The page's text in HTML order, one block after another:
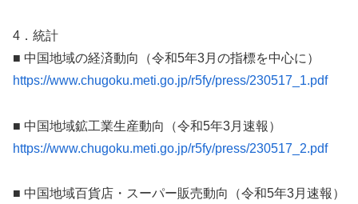
4．統計
■ 中国地域の経済動向（令和5年3月の指標を中心に）
https://www.chugoku.meti.go.jp/r5fy/press/230517_1.pdf
■ 中国地域鉱工業生産動向（令和5年3月速報）
https://www.chugoku.meti.go.jp/r5fy/press/230517_2.pdf
■ 中国地域百貨店・スーパー販売動向（令和5年3月速報）